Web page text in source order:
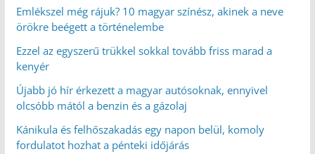
Emlékszel még rájuk? 10 magyar színész, akinek a neve
örökre beégett a történelembe
Ezzel az egyszerű trükkel sokkal tovább friss marad a
kenyér
Újabb jó hír érkezett a magyar autósoknak, ennyivel
olcsóbb mától a benzin és a gázolaj
Kánikula és felhőszakadás egy napon belül, komoly
fordulatot hozhat a pénteki időjárás